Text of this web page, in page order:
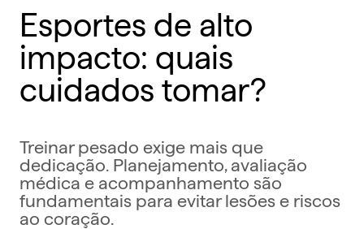
Esportes de alto
impacto: quais
cuidados tomar?
Treinar pesado exige mais que
dedicação. Planejamento, avaliação
médica e acompanhamento são
fundamentais para evitar lesões e riscos
ao coração.